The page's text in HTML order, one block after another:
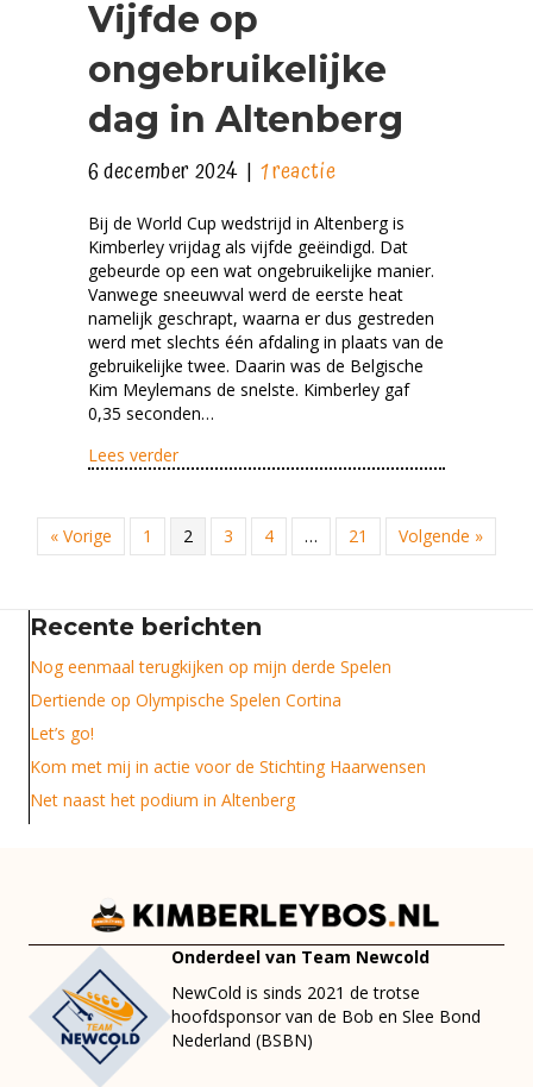
Vijfde op
ongebruikelijke
dag in Altenberg
6 december 2024 | 1 reactie
Bij de World Cup wedstrijd in Altenberg is
Kimberley vrijdag als vijfde geëindigd. Dat
gebeurde op een wat ongebruikelijke manier.
Vanwege sneeuwval werd de eerste heat
namelijk geschrapt, waarna er dus gestreden
werd met slechts één afdaling in plaats van de
gebruikelijke twee. Daarin was de Belgische
Kim Meylemans de snelste. Kimberley gaf
0,35 seconden…
Lees verderabout Vijfde op ongebruikelijke dag in
« Vorige 1 2 3 4 … 21 Volgende »
Recente berichten
Nog eenmaal terugkijken op mijn derde Spelen
Dertiende op Olympische Spelen Cortina
Let’s go!
Kom met mij in actie voor de Stichting Haarwensen
Net naast het podium in Altenberg
Onderdeel van Team Newcold
NewCold is sinds 2021 de trotse
hoofdsponsor van de Bob en Slee Bond
Nederland (BSBN)